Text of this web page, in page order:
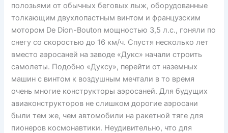
полозьями от обычных беговых лыж, оборудованные
толкающим двухлопастным винтом и французским
мотором De Dion-Bouton мощностью 3,5 л.с., гоняли по
снегу со скоростью до 16 км/ч. Спустя несколько лет
вместо аэросаней на заводе «Дукс» начали строить
самолеты. Подобно «Дуксу», перейти от наземных
машин с винтом к воздушным мечтали в то время
очень многие конструкторы аэросаней. Для будущих
авиаконструкторов не слишком дорогие аэросани
были тем же, чем автомобили на ракетной тяге для
пионеров космонавтики. Неудивительно, что для